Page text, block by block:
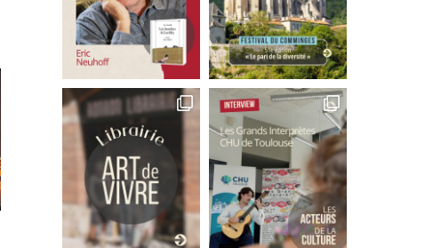
Good Bye Wolfgang !
Les films qu’il faut avoir